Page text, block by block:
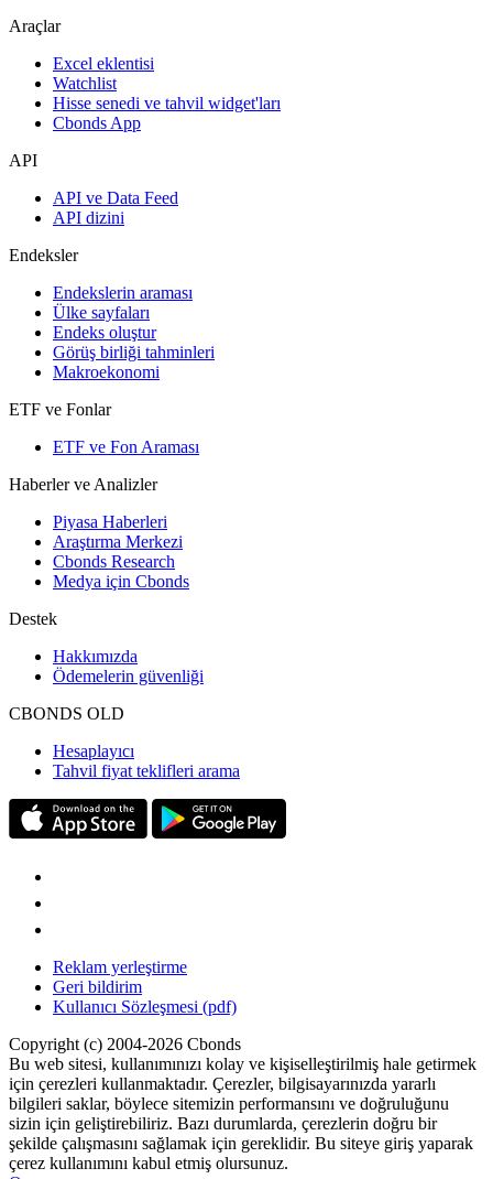
Araçlar
Excel eklentisi
Watchlist
Hisse senedi ve tahvil widget'ları
Cbonds App
API
API ve Data Feed
API dizini
Endeksler
Endekslerin araması
Ülke sayfaları
Endeks oluştur
Görüş birliği tahminleri
Makroekonomi
ETF ve Fonlar
ETF ve Fon Araması
Haberler ve Analizler
Piyasa Haberleri
Araştırma Merkezi
Cbonds Research
Medya için Cbonds
Destek
Hakkımızda
Ödemelerin güvenliği
CBONDS OLD
Hesaplayıcı
Tahvil fiyat teklifleri arama
Reklam yerleştirme
Geri bildirim
Kullanıcı Sözleşmesi (pdf)
Copyright (c) 2004-2026 Cbonds
Bu web sitesi, kullanımınızı kolay ve kişiselleştirilmiş hale getirmek
için çerezleri kullanmaktadır. Çerezler, bilgisayarınızda yararlı
bilgileri saklar, böylece sitemizin performansını ve doğruluğunu
sizin için geliştirebiliriz. Bazı durumlarda, çerezlerin doğru bir
şekilde çalışmasını sağlamak için gereklidir. Bu siteye giriş yaparak
çerez kullanımını kabul etmiş olursunuz.